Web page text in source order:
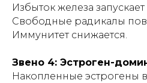
Избыток железа
Свободные радикалы
Иммунитет снижается.
Звено 4: Эстроген-
Накопленные эстрогены